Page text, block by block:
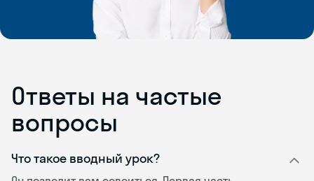
Ответы на частые
вопросы
Что такое вводный урок?